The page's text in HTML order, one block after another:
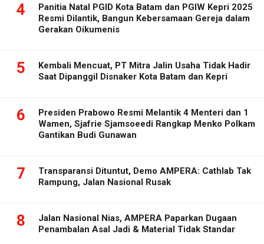
4
Panitia Natal PGID Kota Batam dan PGIW Kepri 2025
Resmi Dilantik, Bangun Kebersamaan Gereja dalam
Gerakan Oikumenis
5
Kembali Mencuat, PT Mitra Jalin Usaha Tidak Hadir
Saat Dipanggil Disnaker Kota Batam dan Kepri
6
Presiden Prabowo Resmi Melantik 4 Menteri dan 1
Wamen, Sjafrie Sjamsoeedi Rangkap Menko Polkam
Gantikan Budi Gunawan
7
Transparansi Dituntut, Demo AMPERA: Cathlab Tak
Rampung, Jalan Nasional Rusak
8
Jalan Nasional Nias, AMPERA Paparkan Dugaan
Penambalan Asal Jadi & Material Tidak Standar